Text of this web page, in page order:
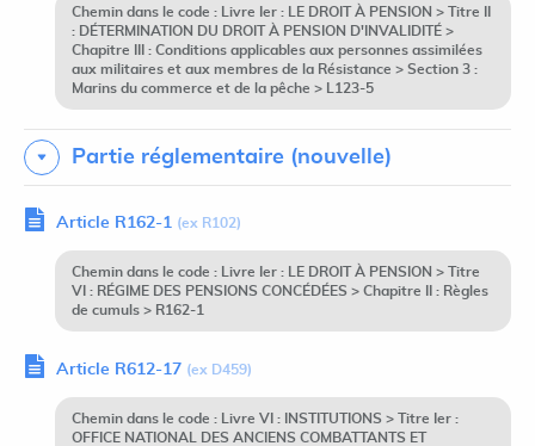
Chemin dans le code : Livre Ier : LE DROIT À PENSION > Titre II
: DÉTERMINATION DU DROIT À PENSION D'INVALIDITÉ >
Chapitre III : Conditions applicables aux personnes assimilées
aux militaires et aux membres de la Résistance > Section 3 :
Marins du commerce et de la pêche > L123-5
Partie réglementaire (nouvelle)
Article R162-1 (ex R102)
Chemin dans le code : Livre Ier : LE DROIT À PENSION > Titre
VI : RÉGIME DES PENSIONS CONCÉDÉES > Chapitre II : Règles
de cumuls > R162-1
Article R612-17 (ex D459)
Chemin dans le code : Livre VI : INSTITUTIONS > Titre Ier :
OFFICE NATIONAL DES ANCIENS COMBATTANTS ET